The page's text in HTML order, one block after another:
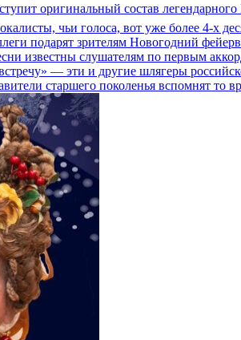
оригинальный состав
чьи голоса, вот уже более 4-х
подарят зрителям Новогодний
известны слушателям по первым
— эти и другие шлягеры
старшего поколенья вспомнят